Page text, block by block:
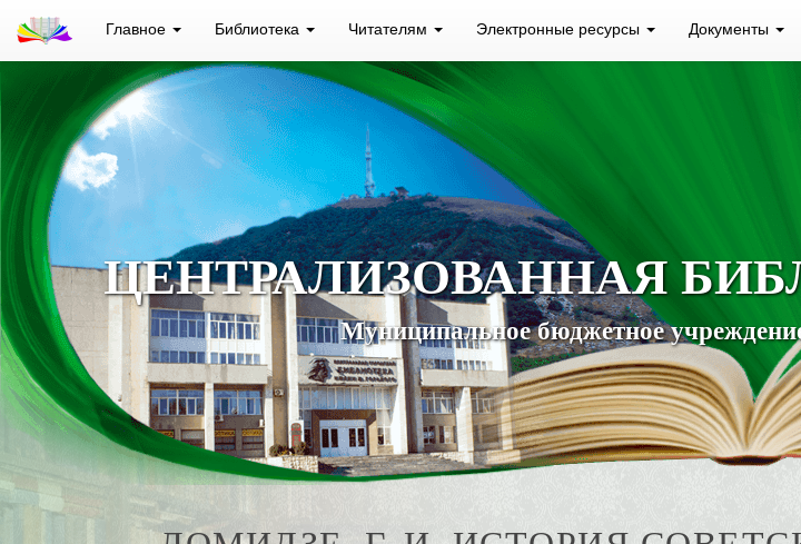
Главное Библиотека Читателям Электронные ресурсы Документы
ЦЕНТРАЛИЗОВАННАЯ
Муниципальное бюджетное